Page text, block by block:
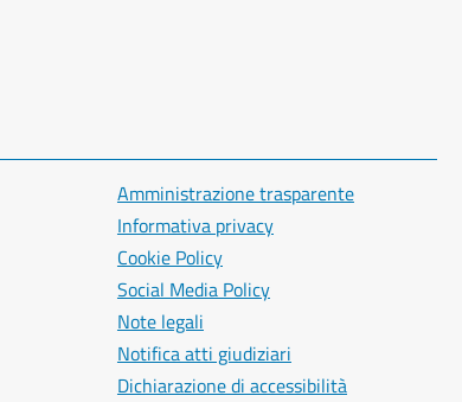
Amministrazione trasparente
Informativa privacy
Cookie Policy
Social Media Policy
Note legali
Notifica atti giudiziari
Dichiarazione di accessibilità